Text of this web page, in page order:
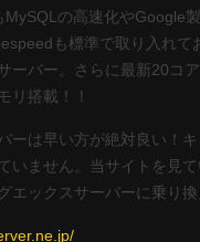
MySQLの高速化やGoogle
も標準で取り入れて
ーバー。さらに最新20コ
リ搭載！！
ーは早い方が絶対良い！
いません。当サイトを見
エックスサーバーに乗り換